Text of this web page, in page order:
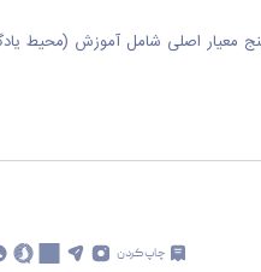
پنج معیار اصلی شامل آموزش
چاپ کردن